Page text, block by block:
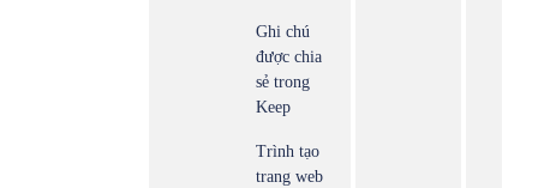
Ghi chú
được chia
sẻ trong
Keep
Trình tạo
trang web